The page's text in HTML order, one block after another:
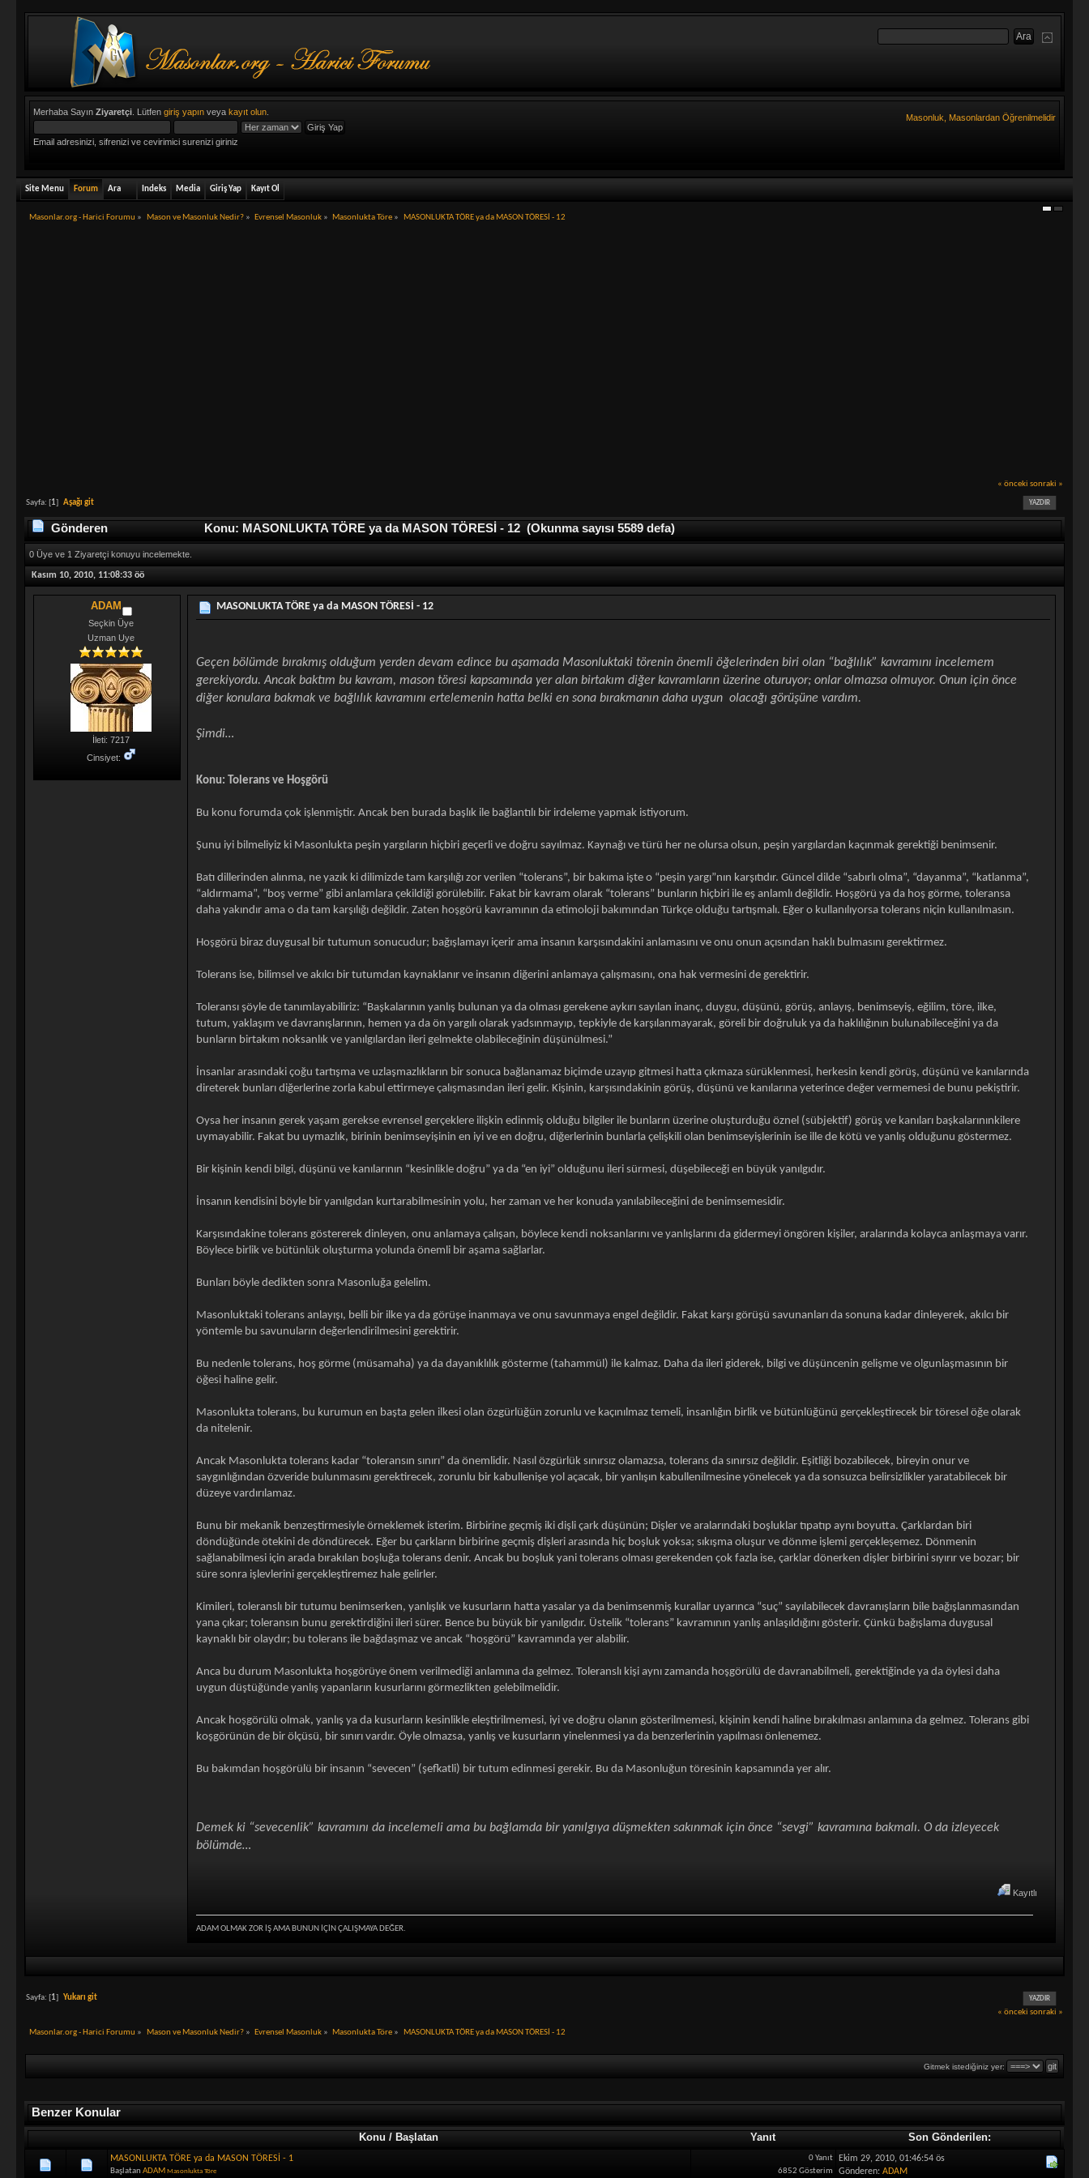
Merhaba SayınZiyaretçi . Lütfengiriş yapın veyakayıt olun
Email adresinizi, sifrenizi ve cevirimici surenizi giriniz
Masonluk, Masonlardan Öğrenilmelidir
Site Menu Forum Ara Indeks Media Giriş Yap Kayıt Ol
Masonlar.org - Harici Forumu » Mason ve Masonluk Nedir?» Evrensel Masonluk » Masonlukta Töre » MASONLUKTA TÖRE ya da MASON TÖRESİ - 12
« önceki sonraki »
YAZDIR
Sayfa: [1]Aşağı git
Gönderen Konu: MASONLUKTA TÖRE ya da MASON TÖRESİ - 12 (Okunma sayısı 5589 defa)
0 Üye ve 1 Ziyaretçi konuyu incelemekte.
Kasım 10, 2010, 11:08:33 öö
ADAM
Seçkin Üye
Uzman Uye
İleti: 7217
Cinsiyet:
MASONLUKTA TÖRE ya da MASON TÖRESİ - 12
Geçen bölümde bırakmış olduğum yerden devam edince bu aşamada Masonluktaki törenin önemli öğelerinden biri olan “bağlılık” kavramını incelemem
gerekiyordu. Ancak baktım bu kavram, mason töresi kapsamında yer alan birtakım diğer kavramların üzerine oturuyor; onlar olmazsa olmuyor. Onun için önce
diğer konulara bakmak ve bağlılık kavramını ertelemenin hatta belki en sona bırakmanın daha uygun olacağı görüşüne vardım.
Şimdi…
Konu: Tolerans ve Hoşgörü
Bu konu forumda çok işlenmiştir. Ancak ben burada başlık ile bağlantılı bir irdeleme yapmak istiyorum.
Şunu iyi bilmeliyiz ki Masonlukta peşin yargıların hiçbiri geçerli ve doğru sayılmaz. Kaynağı ve türü her ne olursa olsun, peşin yargılardan kaçınmak gerektiği benimsenir.
Batı dillerinden alınma, ne yazık ki dilimizde tam karşılığı zor verilen “tolerans”, bir bakıma işte o “peşin yargı”nın karşıtıdır. Güncel dilde “sabırlı olma”, “dayanma”, “katlanma”,
“aldırmama”, “boş verme” gibi anlamlara çekildiği görülebilir. Fakat bir kavram olarak “tolerans” bunların hiçbiri ile eş anlamlı değildir. Hoşgörü ya da hoş görme, toleransa
daha yakındır ama o da tam karşılığı değildir. Zaten hoşgörü kavramının da etimoloji bakımından Türkçe olduğu tartışmalı. Eğer o kullanılıyorsa tolerans niçin kullanılmasın.
Hoşgörü biraz duygusal bir tutumun sonucudur; bağışlamayı içerir ama insanın karşısındakini anlamasını ve onu onun açısından haklı bulmasını gerektirmez.
Tolerans ise, bilimsel ve akılcı bir tutumdan kaynaklanır ve insanın diğerini anlamaya çalışmasını, ona hak vermesini de gerektirir.
Toleransı şöyle de tanımlayabiliriz: “Başkalarının yanlış bulunan ya da olması gerekene aykırı sayılan inanç, duygu, düşünü, görüş, anlayış, benimseyiş, eğilim, töre, ilke,
tutum, yaklaşım ve davranışlarının, hemen ya da ön yargılı olarak yadsınmayıp, tepkiyle de karşılanmayarak, göreli bir doğruluk ya da haklılığının bulunabileceğini ya da
bunların birtakım noksanlık ve yanılgılardan ileri gelmekte olabileceğinin düşünülmesi.”
İnsanlar arasındaki çoğu tartışma ve uzlaşmazlıkların bir sonuca bağlanamaz biçimde uzayıp gitmesi hatta çıkmaza sürüklenmesi, herkesin kendi görüş, düşünü ve kanılarında
direterek bunları diğerlerine zorla kabul ettirmeye çalışmasından ileri gelir. Kişinin, karşısındakinin görüş, düşünü ve kanılarına yeterince değer vermemesi de bunu pekiştirir.
Oysa her insanın gerek yaşam gerekse evrensel gerçeklere ilişkin edinmiş olduğu bilgiler ile bunların üzerine oluşturduğu öznel (sübjektif) görüş ve kanıları başkalarınınkilere
uymayabilir. Fakat bu uymazlık, birinin benimseyişinin en iyi ve en doğru, diğerlerinin bunlarla çelişkili olan benimseyişlerinin ise ille de kötü ve yanlış olduğunu göstermez.
Bir kişinin kendi bilgi, düşünü ve kanılarının “kesinlikle doğru” ya da “en iyi” olduğunu ileri sürmesi, düşebileceği en büyük yanılgıdır.
İnsanın kendisini böyle bir yanılgıdan kurtarabilmesinin yolu, her zaman ve her konuda yanılabileceğini de benimsemesidir.
Karşısındakine tolerans göstererek dinleyen, onu anlamaya çalışan, böylece kendi noksanlarını ve yanlışlarını da gidermeyi öngören kişiler, aralarında kolayca anlaşmaya varır.
Böylece birlik ve bütünlük oluşturma yolunda önemli bir aşama sağlarlar.
Bunları böyle dedikten sonra Masonluğa gelelim.
Masonluktaki tolerans anlayışı, belli bir ilke ya da görüşe inanmaya ve onu savunmaya engel değildir. Fakat karşı görüşü savunanları da sonuna kadar dinleyerek, akılcı bir
yöntemle bu savunuların değerlendirilmesini gerektirir.
Bu nedenle tolerans, hoş görme (müsamaha) ya da dayanıklılık gösterme (tahammül) ile kalmaz. Daha da ileri giderek, bilgi ve düşüncenin gelişme ve olgunlaşmasının bir
öğesi haline gelir.
Masonlukta tolerans, bu kurumun en başta gelen ilkesi olan özgürlüğün zorunlu ve kaçınılmaz temeli, insanlığın birlik ve bütünlüğünü gerçekleştirecek bir töresel öğe olarak
da nitelenir.
Ancak Masonlukta tolerans kadar “toleransın sınırı” da önemlidir. Nasıl özgürlük sınırsız olamazsa, tolerans da sınırsız değildir. Eşitliği bozabilecek, bireyin onur ve
saygınlığından özveride bulunmasını gerektirecek, zorunlu bir kabullenişe yol açacak, bir yanlışın kabullenilmesine yönelecek ya da sonsuzca belirsizlikler yaratabilecek bir
düzeye vardırılamaz.
Bunu bir mekanik benzeştirmesiyle örneklemek isterim. Birbirine geçmiş iki dişli çark düşünün; Dişler ve aralarındaki boşluklar tıpatıp aynı boyutta. Çarklardan biri
döndüğünde ötekini de döndürecek. Eğer bu çarkların birbirine geçmiş dişleri arasında hiç boşluk yoksa; sıkışma oluşur ve dönme işlemi gerçekleşemez. Dönmenin
sağlanabilmesi için arada bırakılan boşluğa tolerans denir. Ancak bu boşluk yani tolerans olması gerekenden çok fazla ise, çarklar dönerken dişler birbirini sıyırır ve bozar; bir
süre sonra işlevlerini gerçekleştiremez hale gelirler.
Kimileri, toleranslı bir tutumu benimserken, yanlışlık ve kusurların hatta yasalar ya da benimsenmiş kurallar uyarınca “suç” sayılabilecek davranışların bile bağışlanmasından
yana çıkar; toleransın bunu gerektirdiğini ileri sürer. Bence bu büyük bir yanılgıdır. Üstelik “tolerans” kavramının yanlış anlaşıldığını gösterir. Çünkü bağışlama duygusal
kaynaklı bir olaydır; bu tolerans ile bağdaşmaz ve ancak “hoşgörü” kavramında yer alabilir.
Anca bu durum Masonlukta hoşgörüye önem verilmediği anlamına da gelmez. Toleranslı kişi aynı zamanda hoşgörülü de davranabilmeli, gerektiğinde ya da öylesi daha
uygun düştüğünde yanlış yapanların kusurlarını görmezlikten gelebilmelidir.
Ancak hoşgörülü olmak, yanlış ya da kusurların kesinlikle eleştirilmemesi, iyi ve doğru olanın gösterilmemesi, kişinin kendi haline bırakılması anlamına da gelmez. Tolerans gibi
koşgörünün de bir ölçüsü, bir sınırı vardır. Öyle olmazsa, yanlış ve kusurların yinelenmesi ya da benzerlerinin yapılması önlenemez.
Bu bakımdan hoşgörülü bir insanın “sevecen” (şefkatli) bir tutum edinmesi gerekir. Bu da Masonluğun töresinin kapsamında yer alır.
Demek ki “sevecenlik” kavramını da incelemeli ama bu bağlamda bir yanılgıya düşmekten sakınmak için önce “sevgi” kavramına bakmalı. O da izleyecek
bölümde…
Kayıtlı
ADAM OLMAK ZOR İŞ AMA BUNUN İÇİN ÇALIŞMAYA DEĞER.
YAZDIR
Sayfa: [ 1
Yukarı git
« önceki sonraki »
Masonlar.org - Harici Forumu » Mason ve Masonluk Nedir?» Evrensel Masonluk » Masonlukta Töre » MASONLUKTA TÖRE ya da MASON TÖRESİ - 12
Gitmek istediğiniz yer:
Benzer Konular
Konu / Başlatan Yanıt Son Gönderilen:
MASONLUKTA TÖRE ya da MASON TÖRESİ - 1
BaşlatanADAM Masonlukta Töre
0 Yanıt
6852 Gösterim
Ekim 29, 2010, 01:46:54 ös
Gönderen:ADAM